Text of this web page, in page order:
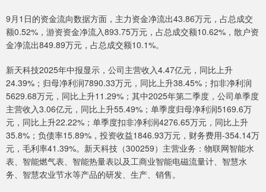
9月1日的资金流向数据方面，主力资金净流出43.86万元，占总成交
额0.52%，游资资金净流入893.75万元，占总成交额10.62%，散户资
金净流出849.89万元，占总成交额10.1%。
新天科技2025年中报显示，公司主营收入4.47亿元，同比上升
24.39%；归母净利润7890.33万元，同比上升38.45%；扣非净利润
5629.68万元，同比上升11.29%；其中2025年第二季度，公司单季度
主营收入3.06亿元，同比上升55.49%；单季度归母净利润5169.6万
元，同比上升22.22%；单季度扣非净利润4276.65万元，同比上升
35.8%；负债率15.89%，投资收益1846.93万元，财务费用-354.14万
元，毛利率41.39%。新天科技（300259）主营业务：物联网智能水
表、智能燃气表、智能热量表以及工商业智能电磁流量计、智慧水
务、智慧农业节水等产品的研发、生产、销售。